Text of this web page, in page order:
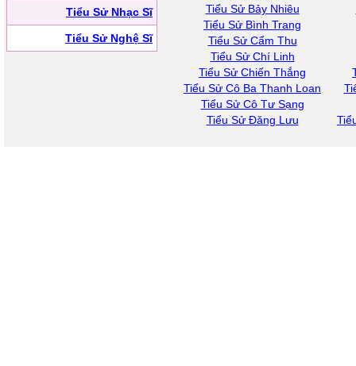
Tiểu Sử Nhạc Sĩ
Tiểu Sử Nghệ Sĩ
Tiểu Sử Bảy Nhiêu
Tiểu Sử Bình Trang
Tiểu Sử Cẩm Thu
Tiểu Sử Chí Linh
Tiểu Sử Chiến Thắng
Tiểu Sử Cô Ba Thanh Loan
Tiểu Sử Cô Tư Sạng
Tiểu Sử Đăng Lưu